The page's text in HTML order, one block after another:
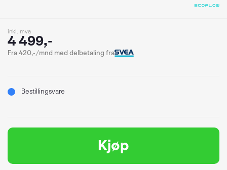
inkl. mva
4 499,-
Fra 420,-/mnd med delbetaling fra
Bestillingsvare
Kjøp